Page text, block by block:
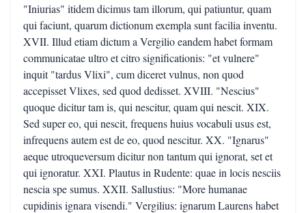
"Iniurias" itidem dicimus tam illorum, qui patiuntur, quam
qui faciunt, quarum dictionum exempla sunt facilia inventu.
XVII. Illud etiam dictum a Vergilio eandem habet formam
communicatae ultro et citro significationis: "et vulnere"
inquit "tardus Vlixi", cum diceret vulnus, non quod
accepisset Vlixes, sed quod dedisset. XVIII. "Nescius"
quoque dicitur tam is, qui nescitur, quam qui nescit. XIX.
Sed super eo, qui nescit, frequens huius vocabuli usus est,
infrequens autem est de eo, quod nescitur. XX. "Ignarus"
aeque utroqueversum dicitur non tantum qui ignorat, set et
qui ignoratur. XXI. Plautus in Rudente: quae in locis nesciis
nescia spe sumus. XXII. Sallustius: "More humanae
cupidinis ignara visendi." Vergilius: ignarum Laurens habet